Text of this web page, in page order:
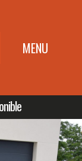
MENU